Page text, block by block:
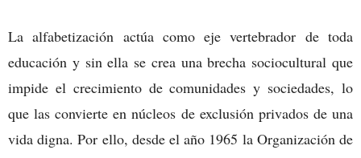
La alfabetización actúa como eje vertebrador de toda
educación y sin ella se crea una brecha sociocultural que
impide el crecimiento de comunidades y sociedades, lo
que las convierte en núcleos de exclusión privados de una
vida digna. Por ello, desde el año 1965 la Organización de